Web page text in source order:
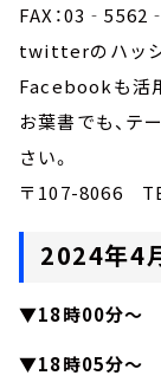
FAX：
twitterのハッ
Facebookも活
お葉書でも、テ
さい。
〒107-8066
2024年4
▼18時00分～
▼18時05分～